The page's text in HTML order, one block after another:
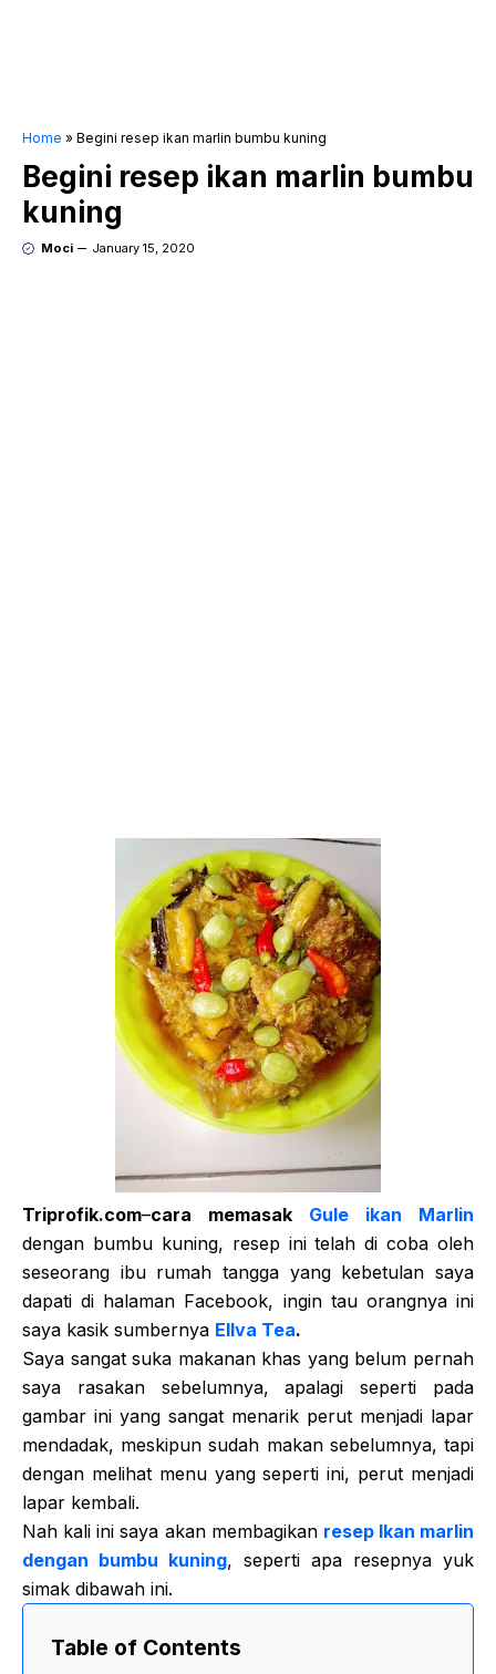
Home » Begini resep ikan marlin bumbu kuning
Begini resep ikan marlin bumbu
kuning
Moci January 15, 2020
Triprofik.com–cara memasak Gule ikan Marlin
dengan bumbu kuning, resep ini telah di coba oleh
seseorang ibu rumah tangga yang kebetulan saya
dapati di halaman Facebook, ingin tau orangnya ini
saya kasik sumbernya Ellva Tea.
Saya sangat suka makanan khas yang belum pernah
saya rasakan sebelumnya, apalagi seperti pada
gambar ini yang sangat menarik perut menjadi lapar
mendadak, meskipun sudah makan sebelumnya, tapi
dengan melihat menu yang seperti ini, perut menjadi
lapar kembali.
Nah kali ini saya akan membagikan resep Ikan marlin
dengan bumbu kuning, seperti apa resepnya yuk
simak dibawah ini.
Table of Contents